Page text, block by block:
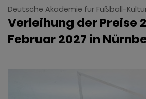
Deutsche Akademie für Fußball-
Verleihung der Preise
Februar 2027 in